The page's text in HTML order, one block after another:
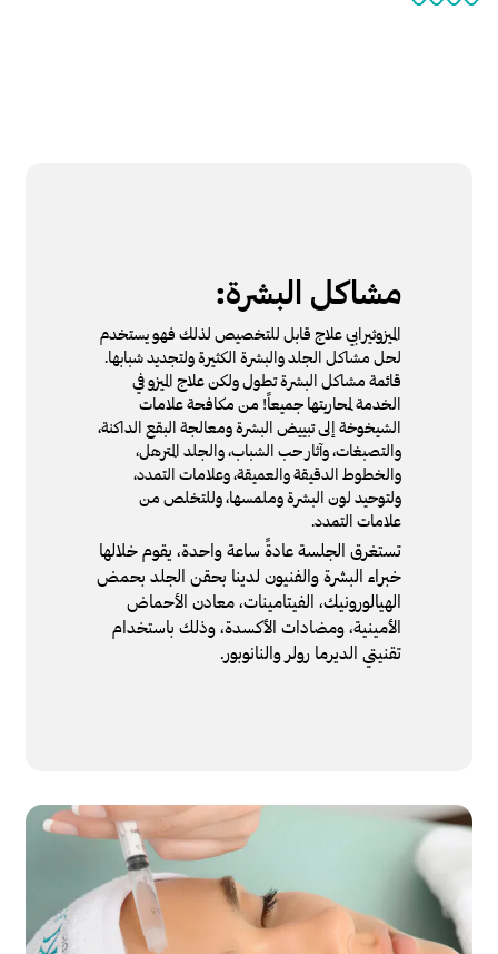
مشاكل البشرة:
الميزوثيرابي علاج قابل للتخصيص لذلك فهو يستخدم
لحل مشاكل الجلد والبشرة الكثيرة ولتجديد شبابها.
قائمة مشاكل البشرة تطول ولكن علاج الميزو في
الخدمة لمحاربتها جميعاً! من مكافحة علامات
الشيخوخة إلى تبييض البشرة ومعالجة البقع الداكنة،
والتصبغات، وآثار حب الشباب، والجلد المترهل،
والخطوط الدقيقة والعميقة، وعلامات التمدد،
ولتوحيد لون البشرة وملمسها، وللتخلص من
علامات التمدد.
تستغرق الجلسة عادةً ساعة واحدة، يقوم خلالها
خبراء البشرة والفنيون لدينا بحقن الجلد بحمض
الهيالورونيك، الفيتامينات، معادن الأحماض
الأمينية، ومضادات الأكسدة، وذلك باستخدام
تقنيتي الديرما رولر والنانوبور.